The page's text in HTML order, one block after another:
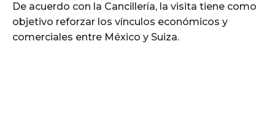
De acuerdo con la Cancillería, la visita tiene como
objetivo reforzar los vínculos económicos y
comerciales entre México y Suiza.